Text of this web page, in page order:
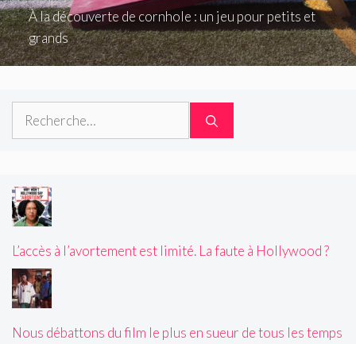
À la découverte de cornhole : un jeu pour petits et
grands
Rechercher :
L’accès à l’avortement est limité. La faute à Hollywood ?
Nous débattons du film le plus en sueur de tous les temps